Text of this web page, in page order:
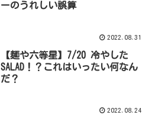
ーのうれしい誤算
2022.08.31
【麺や六等星】7/20 冷やした
SALAD！？これはいったい何なん
だ？
2022.08.24